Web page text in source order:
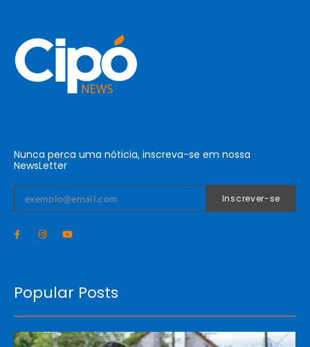
Nunca perca uma nóticia, inscreva-se em nossa
NewsLetter
Inscrever-se
Popular Posts